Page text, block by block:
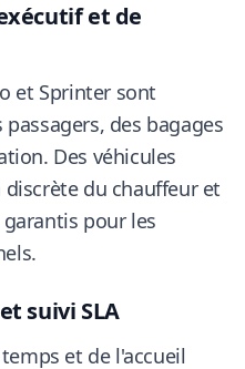
et de
et Sprinter sont
des bagages
Des véhicules
du chauffeur et
pour les
suivi SLA
et de l'accueil